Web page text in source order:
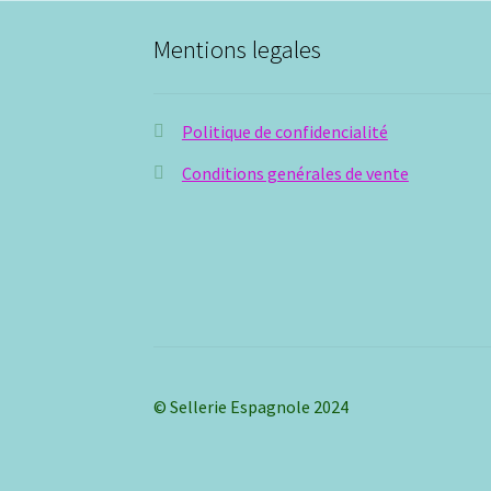
Mentions legales
Politique de confidencialité
Conditions genérales de vente
© Sellerie Espagnole 2024